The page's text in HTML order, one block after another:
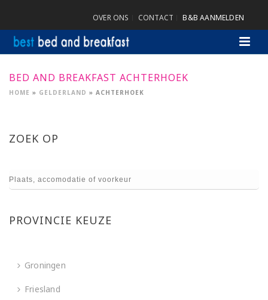
OVER ONS CONTACT B&B AANMELDEN
BED AND BREAKFAST ACHTERHOEK
HOME » GELDERLAND » ACHTERHOEK
ZOEK OP
PROVINCIE KEUZE
Groningen
Friesland